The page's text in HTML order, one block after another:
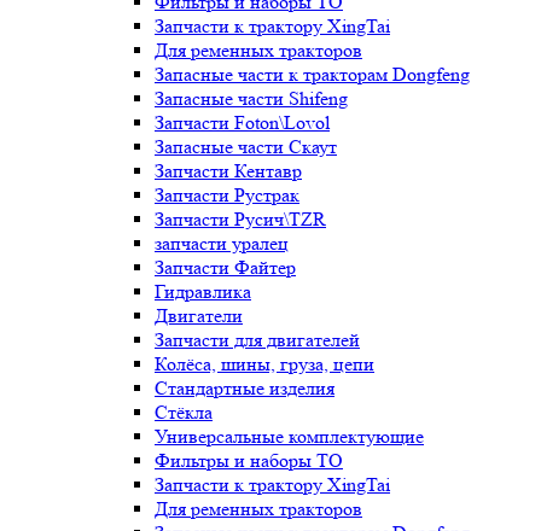
Запчасти к трактору XingTai
Для ременных тракторов
Запасные части к тракторам Dongfeng
Запасные части Shifeng
Запчасти Foton\Lovol
Запасные части Скаут
Запчасти Кентавр
Запчасти Рустрак
Запчасти Русич\TZR
запчасти уралец
Запчасти Файтер
Гидравлика
Двигатели
Запчасти для двигателей
Колёса, шины, груза, цепи
Стандартные изделия
Стёкла
Универсальные комплектующие
Фильтры и наборы ТО
Запчасти к трактору XingTai
Для ременных тракторов